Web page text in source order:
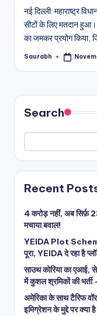
नई दिल्ली: महाराष्ट्र
सीटों के लिए मतदान हुआ।
का जमकर प्रयोग किया,
Posted
Saurabh
Search
Recent
4 करोड़ नहीं, अब सिर्फ़
मचाया बवाल!
YEIDA Plot Scheme
पूरा, YEIDA दे रहा है
साउथ कोरिया का एआई,
में कुशल श्रमिकों की भर्ती
अमेरिका के साथ टैरिफ
इमिग्रेशन के मुद्दे पर क्या